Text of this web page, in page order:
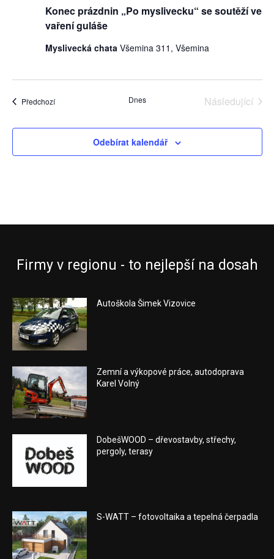
Konec prázdnin „Po myslivecku“ se soutěží ve
vaření guláše
Myslivecká chata Všemina 311, Všemina
PředchozíAkce Dnes
Následující
Odebírat kalendář
Firmy v regionu - to nejlepší na dosah
Autoškola Šimek Vizovice
Zemní a výkopové práce, autodoprava
Karel Volný
DobešWOOD – dřevostavby, střechy,
pergoly, terasy
S-WATT – fotovoltaika a tepelná čerpadla